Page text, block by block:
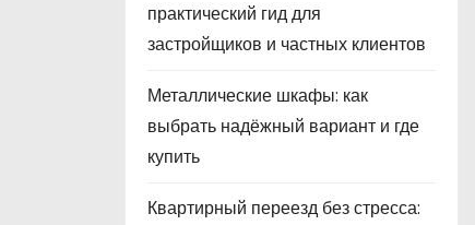
практический гид для
застройщиков и частных клиентов
Металлические шкафы: как
выбрать надёжный вариант и где
купить
Квартирный переезд без стресса: